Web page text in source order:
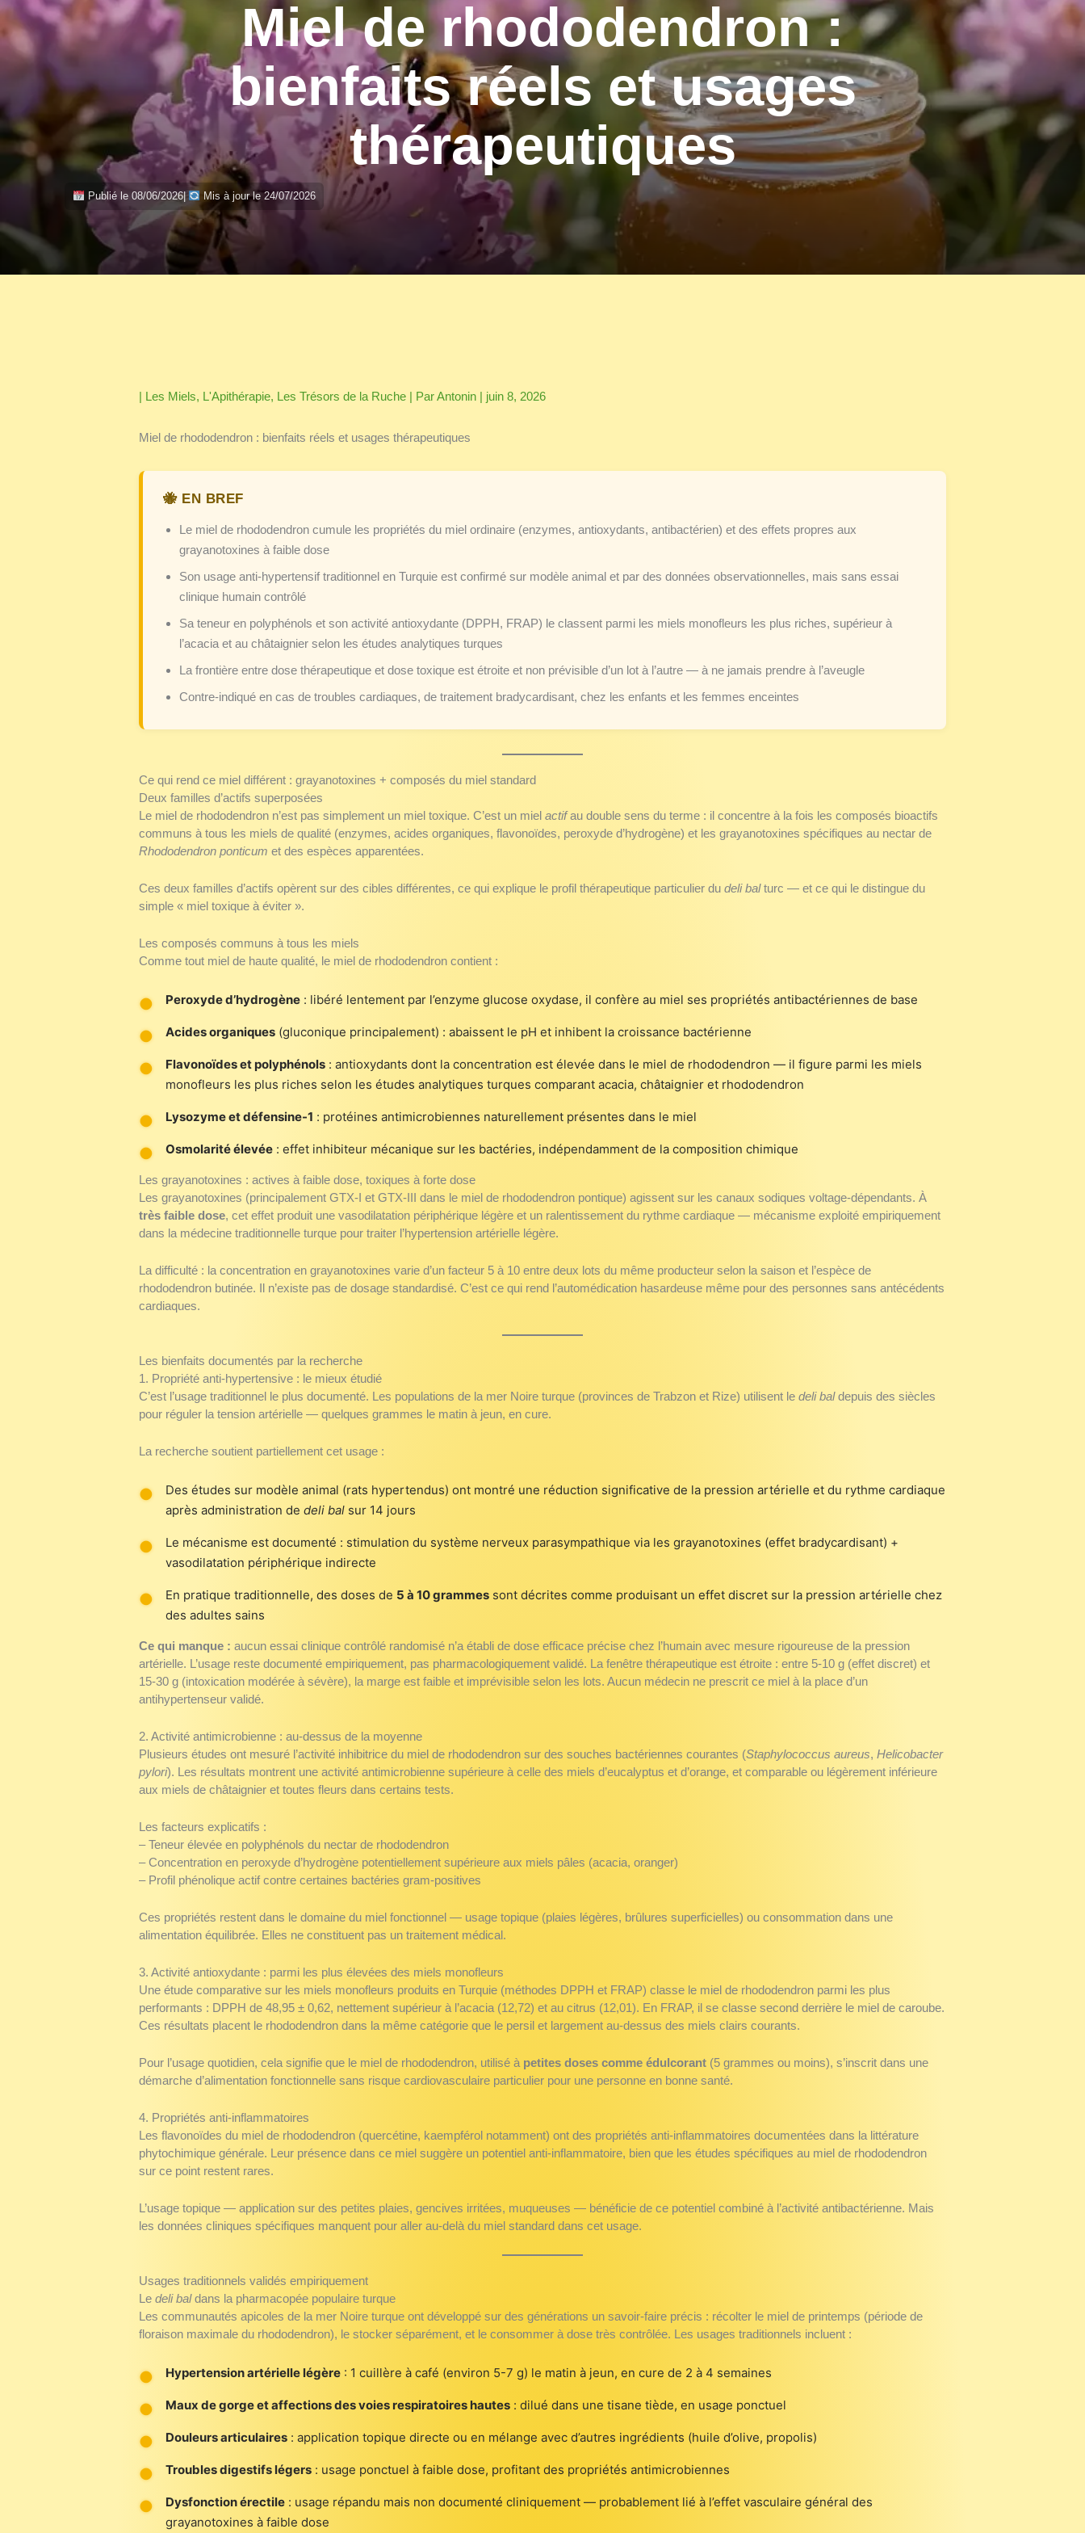
Miel de rhododendron :
bienfaits réels et usages
thérapeutiques
Publié le 08/06/2026| Mis à jour le 24/07/2026
| Les Miels, L'Apithérapie, Les Trésors de la Ruche | ParAntonin | juin 8, 2026
Miel de rhododendron : bienfaits réels et usages thérapeutiques
Le miel de rhododendron cumule les propriétés du miel ordinaire (enzymes, antioxydants, antibactérien) et des effets propres aux
grayanotoxines à faible dose
Son usage anti-hypertensif traditionnel en Turquie est confirmé sur modèle animal et par des données observationnelles, mais sans essai
clinique humain contrôlé
Sa teneur en polyphénols et son activité antioxydante (DPPH, FRAP) le classent parmi les miels monofleurs les plus riches, supérieur à
l’acacia et au châtaignier selon les études analytiques turques
La frontière entre dose thérapeutique et dose toxique est étroite et non prévisible d’un lot à l’autre — à ne jamais prendre à l’aveugle
Contre-indiqué en cas de troubles cardiaques, de traitement bradycardisant, chez les enfants et les femmes enceintes
Ce qui rend ce miel différent : grayanotoxines + composés du miel standard
Deux familles d’actifs superposées
Le miel de rhododendron n’est pas simplement un miel toxique. C’est un mielactifau double sens du terme : il concentre à la fois les composés bioactifs
communs à tous les miels de qualité (enzymes, acides organiques, flavonoïdes, peroxyde d’hydrogène) et les grayanotoxines spécifiques au nectar de
Rhododendron ponticum et des espèces apparentées.
Ces deux familles d’actifs opèrent sur des cibles différentes, ce qui explique le profil thérapeutique particulier dudeli balturc — et ce qui le distingue du
simple « miel toxique à éviter ».
Les composés communs à tous les miels
Comme tout miel de haute qualité, le miel de rhododendron contient :
Peroxyde d’hydrogène : libéré lentement par l’enzyme glucose oxydase, il confère au miel ses propriétés antibactériennes de base
Acides organiques (gluconique principalement) : abaissent le pH et inhibent la croissance bactérienne
Flavonoïdes et polyphénols : antioxydants dont la concentration est élevée dans le miel de rhododendron — il figure parmi les miels
monofleurs les plus riches selon les études analytiques turques comparant acacia, châtaignier et rhododendron
Lysozyme et défensine-1 : protéines antimicrobiennes naturellement présentes dans le miel
Osmolarité élevée : effet inhibiteur mécanique sur les bactéries, indépendamment de la composition chimique
Les grayanotoxines : actives à faible dose, toxiques à forte dose
Les grayanotoxines (principalement GTX-I et GTX-III dans le miel de rhododendron pontique) agissent sur les canaux sodiques voltage-dépendants. À
très faible dose, cet effet produit une vasodilatation périphérique légère et un ralentissement du rythme cardiaque — mécanisme exploité empiriquement
dans la médecine traditionnelle turque pour traiter l’hypertension artérielle légère.
La difficulté : la concentration en grayanotoxines varie d’un facteur 5 à 10 entre deux lots du même producteur selon la saison et l’espèce de
rhododendron butinée. Il n’existe pas de dosage standardisé. C’est ce qui rend l’automédication hasardeuse même pour des personnes sans antécédents
cardiaques.
Les bienfaits documentés par la recherche
1. Propriété anti-hypertensive : le mieux étudié
C’est l’usage traditionnel le plus documenté. Les populations de la mer Noire turque (provinces de Trabzon et Rize) utilisent ledeli baldepuis des siècles
pour réguler la tension artérielle — quelques grammes le matin à jeun, en cure.
La recherche soutient partiellement cet usage :
Des études sur modèle animal (rats hypertendus) ont montré une réduction significative de la pression artérielle et du rythme cardiaque
après administration dedeli bal sur 14 jours
Le mécanisme est documenté : stimulation du système nerveux parasympathique via les grayanotoxines (effet bradycardisant) +
vasodilatation périphérique indirecte
En pratique traditionnelle, des doses de 5 à 10 grammes sont décrites comme produisant un effet discret sur la pression artérielle chez
des adultes sains
Ce qui manque : aucun essai clinique contrôlé randomisé n’a établi de dose efficace précise chez l’humain avec mesure rigoureuse de la pression
artérielle. L’usage reste documenté empiriquement, pas pharmacologiquement validé. La fenêtre thérapeutique est étroite : entre 5-10 g (effet discret) et
15-30 g (intoxication modérée à sévère), la marge est faible et imprévisible selon les lots. Aucun médecin ne prescrit ce miel à la place d’un
antihypertenseur validé.
2. Activité antimicrobienne : au-dessus de la moyenne
Plusieurs études ont mesuré l’activité inhibitrice du miel de rhododendron sur des souches bactériennes courantes (Staphylococcus aureus,Helicobacter
pylori). Les résultats montrent une activité antimicrobienne supérieure à celle des miels d’eucalyptus et d’orange, et comparable ou légèrement inférieure
aux miels de châtaignier et toutes fleurs dans certains tests.
Les facteurs explicatifs :
– Teneur élevée en polyphénols du nectar de rhododendron
– Concentration en peroxyde d’hydrogène potentiellement supérieure aux miels pâles (acacia, oranger)
– Profil phénolique actif contre certaines bactéries gram-positives
Ces propriétés restent dans le domaine du miel fonctionnel — usage topique (plaies légères, brûlures superficielles) ou consommation dans une
alimentation équilibrée. Elles ne constituent pas un traitement médical.
3. Activité antioxydante : parmi les plus élevées des miels monofleurs
Une étude comparative sur les miels monofleurs produits en Turquie (méthodes DPPH et FRAP) classe le miel de rhododendron parmi les plus
performants : DPPH de 48,95 ± 0,62, nettement supérieur à l’acacia (12,72) et au citrus (12,01). En FRAP, il se classe second derrière le miel de caroube.
Ces résultats placent le rhododendron dans la même catégorie que le persil et largement au-dessus des miels clairs courants.
Pour l’usage quotidien, cela signifie que le miel de rhododendron, utilisé à petites doses comme édulcorant (5 grammes ou moins), s’inscrit dans une
démarche d’alimentation fonctionnelle sans risque cardiovasculaire particulier pour une personne en bonne santé.
4. Propriétés anti-inflammatoires
Les flavonoïdes du miel de rhododendron (quercétine, kaempférol notamment) ont des propriétés anti-inflammatoires documentées dans la littérature
phytochimique générale. Leur présence dans ce miel suggère un potentiel anti-inflammatoire, bien que les études spécifiques au miel de rhododendron
sur ce point restent rares.
L’usage topique — application sur des petites plaies, gencives irritées, muqueuses — bénéficie de ce potentiel combiné à l’activité antibactérienne. Mais
les données cliniques spécifiques manquent pour aller au-delà du miel standard dans cet usage.
Usages traditionnels validés empiriquement
Ledeli baldans la pharmacopée populaire turque
Les communautés apicoles de la mer Noire turque ont développé sur des générations un savoir-faire précis : récolter le miel de printemps (période de
floraison maximale du rhododendron), le stocker séparément, et le consommer à dose très contrôlée. Les usages traditionnels incluent :
Hypertension artérielle légère : 1 cuillère à café (environ 5-7 g) le matin à jeun, en cure de 2 à 4 semaines
Maux de gorge et affections des voies respiratoires hautes : dilué dans une tisane tiède, en usage ponctuel
Douleurs articulaires : application topique directe ou en mélange avec d’autres ingrédients (huile d’olive, propolis)
Troubles digestifs légers : usage ponctuel à faible dose, profitant des propriétés antimicrobiennes
Dysfonction érectile : usage répandu mais non documenté cliniquement — probablement lié à l’effet vasculaire général des
grayanotoxines à faible dose